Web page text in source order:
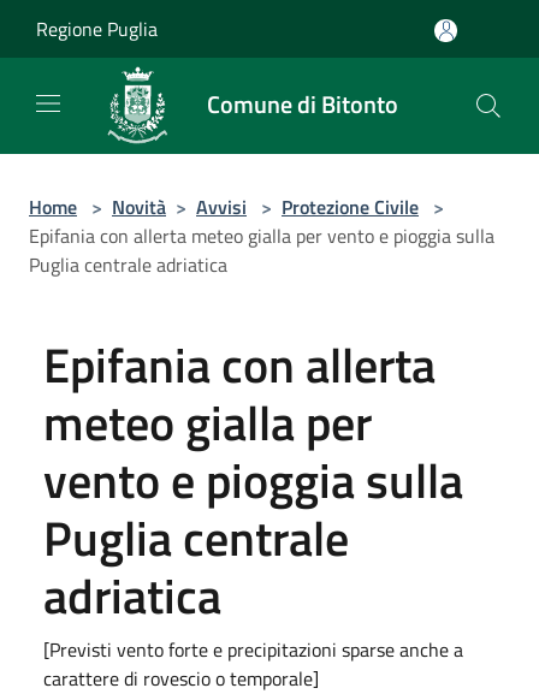
Regione Puglia
Comune di Bitonto
Home > Novità > Avvisi > Protezione Civile >
Epifania con allerta meteo gialla per vento e pioggia sulla
Puglia centrale adriatica
Epifania con allerta
meteo gialla per
vento e pioggia sulla
Puglia centrale
adriatica
[Previsti vento forte e precipitazioni sparse anche a
carattere di rovescio o temporale]